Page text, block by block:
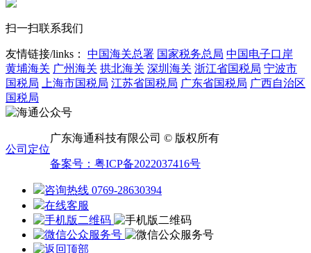
扫一扫联系我们
友情链接/links： 中国海关总署 国家税务总局 中国电子口岸
黄埔海关 广州海关 拱北海关 深圳海关 浙江省国税局 宁波市
国税局
上海市国税局 江苏省国税局 广东省国税局 广西自治区
国税局
公司定位
广东海通科技有限公司 © 版权所有
备案号：粤ICP备2022037416号
咨询热线 0769-28630394
在线客服